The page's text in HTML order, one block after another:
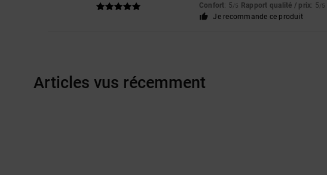
Confort: 5/5 Rapport qualité / prix: 5/5
Je recommande ce produit
Articles vus récemment